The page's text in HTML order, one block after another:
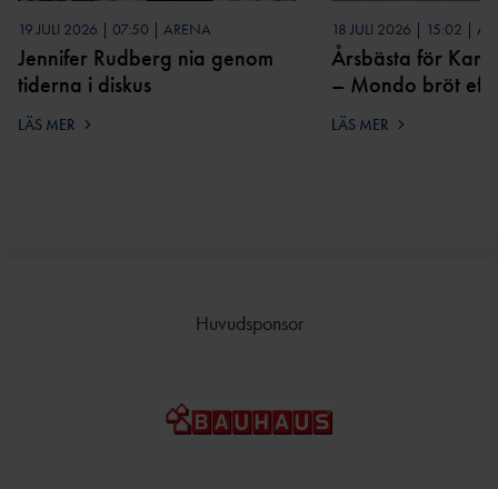
19 JULI 2026 | 07:50 | ARENA
Jennifer Rudberg nia genom
tiderna i diskus
LÄS MER
18 JULI 2026 | 15:02 |
Årsbästa för
– Mondo bröt
LÄS MER
Huvudsponsor